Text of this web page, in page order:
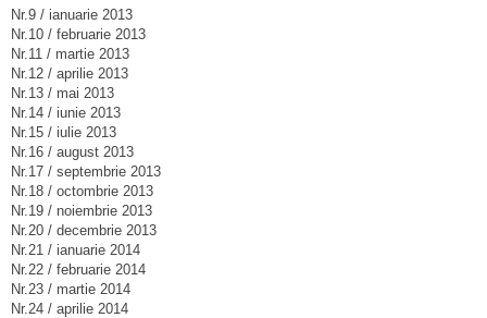
Nr.9 / ianuarie 2013
Nr.10 / februarie 2013
Nr.11 / martie 2013
Nr.12 / aprilie 2013
Nr.13 / mai 2013
Nr.14 / iunie 2013
Nr.15 / iulie 2013
Nr.16 / august 2013
Nr.17 / septembrie 2013
Nr.18 / octombrie 2013
Nr.19 / noiembrie 2013
Nr.20 / decembrie 2013
Nr.21 / ianuarie 2014
Nr.22 / februarie 2014
Nr.23 / martie 2014
Nr.24 / aprilie 2014